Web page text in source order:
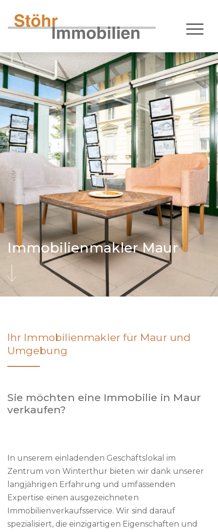
Immobilienmakler Maur
Ihr Immobilienmakler für Maur und
Umgebung
Sie möchten eine Immobilie in Maur
verkaufen?
In unserem einladenden Geschäftslokal im
Zentrum von Winterthur bieten wir dank unserer
langjährigen Erfahrung und umfassenden
Expertise einen ausgezeichneten
Immobilienverkaufsservice. Wir sind darauf
spezialisiert, die einzigartigen Eigenschaften und